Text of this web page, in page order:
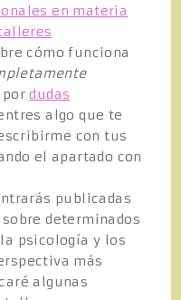
en materia
cómo funciona
pordudas
algo que te
con tus
el apartado con
publicadas
determinados
psicología y los
más
algunas